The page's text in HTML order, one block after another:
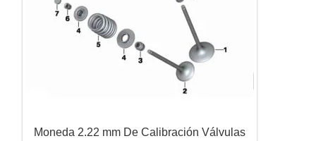
Moneda 2.22 mm De Calibración Válvulas